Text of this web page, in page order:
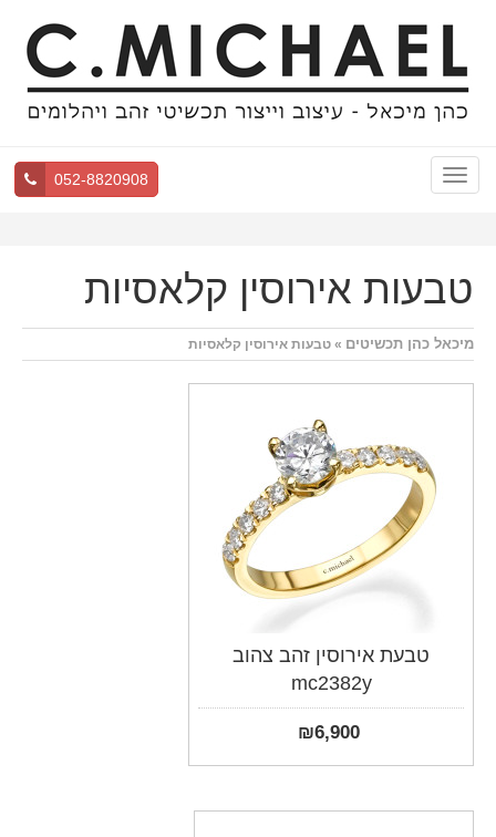
Toggle
navigation
052-8820908
טבעות אירוסין קלאסיות
מיכאל כהן תכשיטים» טבעות אירוסין קלאסיות
טבעת אירוסין זהב צהוב
mc2382y
₪6,900